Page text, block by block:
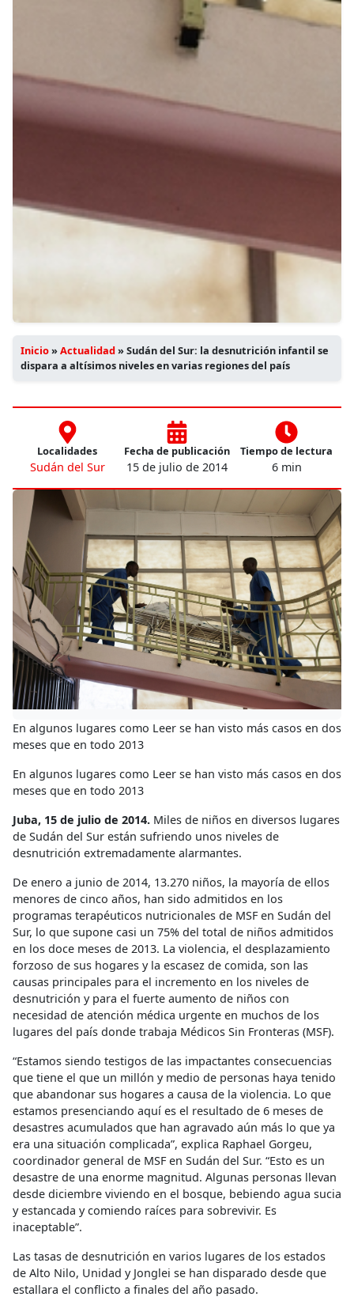
Inicio»Actualidad»Sudán del Sur: la desnutrición infantil se
dispara a altísimos niveles en varias regiones del país
Localidades
Sudán del Sur
Fecha de publicación
15 de julio de 2014
Tiempo de lectura
6 min
En algunos lugares como Leer se han visto más casos en dos
meses que en todo 2013
En algunos lugares como Leer se han visto más casos en dos
meses que en todo 2013
Juba, 15 de julio de 2014. Miles de niños en diversos lugares
de Sudán del Sur están sufriendo unos niveles de
desnutrición extremadamente alarmantes.
De enero a junio de 2014, 13.270 niños, la mayoría de ellos
menores de cinco años, han sido admitidos en los
programas terapéuticos nutricionales de MSF en Sudán del
Sur, lo que supone casi un 75% del total de niños admitidos
en los doce meses de 2013. La violencia, el desplazamiento
forzoso de sus hogares y la escasez de comida, son las
causas principales para el incremento en los niveles de
desnutrición y para el fuerte aumento de niños con
necesidad de atención médica urgente en muchos de los
lugares del país donde trabaja Médicos Sin Fronteras (MSF).
“Estamos siendo testigos de las impactantes consecuencias
que tiene el que un millón y medio de personas haya tenido
que abandonar sus hogares a causa de la violencia. Lo que
estamos presenciando aquí es el resultado de 6 meses de
desastres acumulados que han agravado aún más lo que ya
era una situación complicada”, explica Raphael Gorgeu,
coordinador general de MSF en Sudán del Sur. “Esto es un
desastre de una enorme magnitud. Algunas personas llevan
desde diciembre viviendo en el bosque, bebiendo agua sucia
y estancada y comiendo raíces para sobrevivir. Es
inaceptable”.
Las tasas de desnutrición en varios lugares de los estados
de Alto Nilo, Unidad y Jonglei se han disparado desde que
estallara el conflicto a finales del año pasado.